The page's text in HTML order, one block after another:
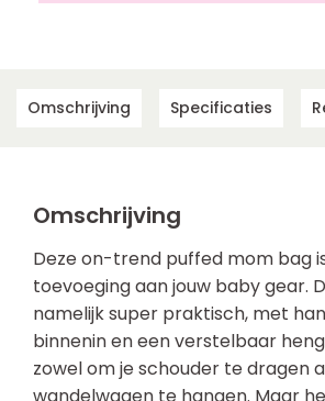
Omschrijving Specificaties
Omschrijving
Deze on-trend puffed mom bag
toevoeging aan jouw baby gear.
namelijk super praktisch, met
binnenin en een verstelbaar
zowel om je schouder te dragen
wandelwagen te hangen. Maar